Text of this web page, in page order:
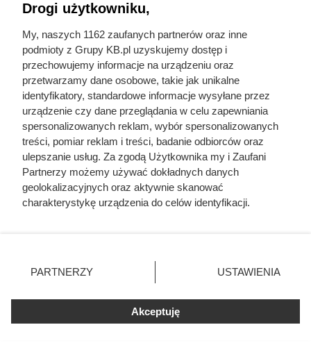
milczenie. „Żyliśmy w strachu”
Dlaczego nikt nie chciał poślubić
syna Jana III Sobieskiego?
Odpowiedź zaskakuje
Drogi użytkowniku,
My, naszych 1162 zaufanych partnerów oraz inne
podmioty z Grupy KB.pl uzyskujemy dostęp i
przechowujemy informacje na urządzeniu oraz
przetwarzamy dane osobowe, takie jak unikalne
identyfikatory, standardowe informacje wysyłane przez
urządzenie czy dane przeglądania w celu zapewniania
spersonalizowanych reklam, wybór spersonalizowanych
treści, pomiar reklam i treści, badanie odbiorców oraz
ulepszanie usług. Za zgodą Użytkownika my i Zaufani
Partnerzy możemy używać dokładnych danych
geolokalizacyjnych oraz aktywnie skanować
charakterystykę urządzenia do celów identyfikacji.
zmienić/wycofać klikając przycisk ustawień prywatności
znajdujący się w lewym dolnym rogu strony. Niektóre
użytkownika, ale masz prawo sprzeciwić się takiemu
przetwarzaniu. Preferencje będą miały zastosowania tylko
PARTNERZY USTAWIENIA
Akceptuję